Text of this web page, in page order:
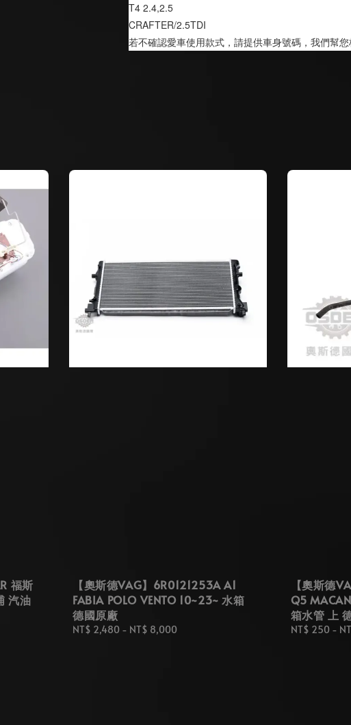
T4 2.4,2.5
CRAFTER/2.5TDI
若不確認愛車使用款式，請提供車身號碼，我們幫您
福斯
汽油
【奧斯德VAG】6R0121253A A1
FABIA POLO VENTO 10~23~ 水箱
德國原廠
Regular
NT$ 2,480 - NT$ 8,000
【奧斯德
Q5
箱水管 上
Regular
NT$ 250-